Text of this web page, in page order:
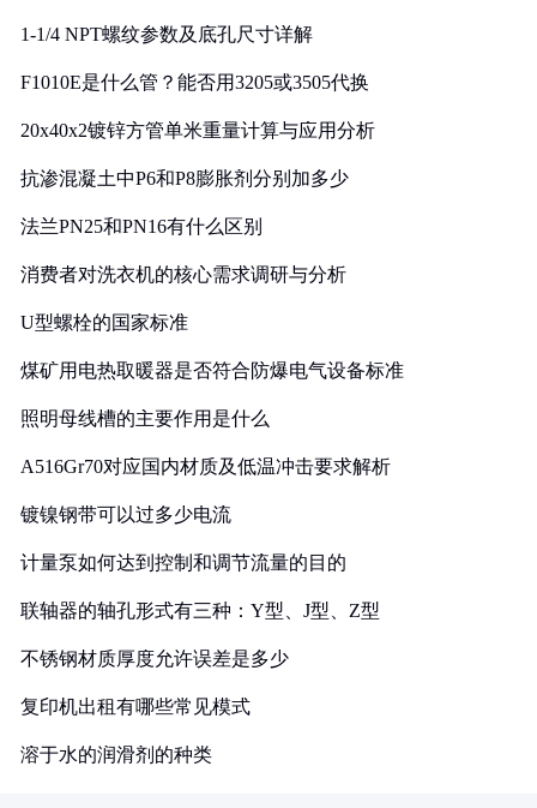
1-1/4 NPT螺纹参数及底孔尺寸详解
F1010E是什么管？能否用3205或3505代换
20x40x2镀锌方管单米重量计算与应用分析
抗渗混凝土中P6和P8膨胀剂分别加多少
法兰PN25和PN16有什么区别
消费者对洗衣机的核心需求调研与分析
U型螺栓的国家标准
煤矿用电热取暖器是否符合防爆电气设备标准
照明母线槽的主要作用是什么
A516Gr70对应国内材质及低温冲击要求解析
镀镍钢带可以过多少电流
计量泵如何达到控制和调节流量的目的
联轴器的轴孔形式有三种：Y型、J型、Z型
不锈钢材质厚度允许误差是多少
复印机出租有哪些常见模式
溶于水的润滑剂的种类